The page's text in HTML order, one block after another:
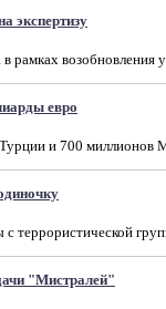
экспертизу
рамках возобновления
евро
и 700 миллионов
террористической
"Мистралей"